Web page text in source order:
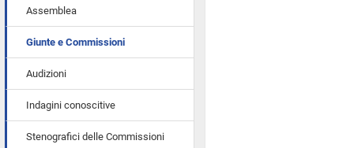
Assemblea
Giunte e Commissioni
Audizioni
Indagini conoscitive
Stenografici delle Commissioni